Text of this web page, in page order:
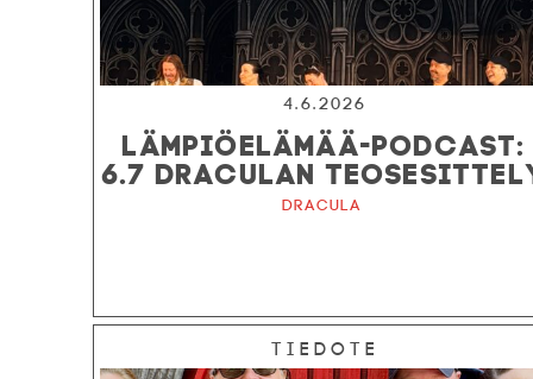
4.6.2026
LÄMPIÖELÄMÄÄ-PODCAST:
6.7 DRACULAN
Dracula
Tiedote